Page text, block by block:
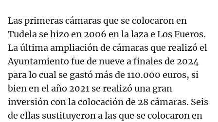
Las primeras cámaras que se colocaron en
Tudela se hizo en 2006 en la laza e Los Fueros.
La última ampliación de cámaras que realizó el
Ayuntamiento fue de nueve a finales de 2024
para lo cual se gastó más de 110.000 euros, si
bien en el año 2021 se realizó una gran
inversión con la colocación de 28 cámaras. Seis
de ellas sustituyeron a las que se colocaron en